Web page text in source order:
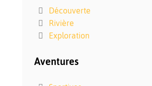
Découverte
Rivière
Exploration
Aventures